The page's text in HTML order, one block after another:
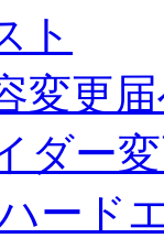
ト
変更
ダー
ード